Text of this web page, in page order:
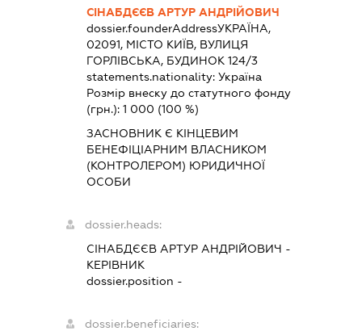
СІНАБДЄЄВ АРТУР АНДРІЙОВИЧ
dossier.founderAddressУКРАЇНА,
02091, МІСТО КИЇВ, ВУЛИЦЯ
ГОРЛІВСЬКА, БУДИНОК 124/3
statements.nationality: Україна
Розмір внеску до статутного фонду
(грн.): 1 000 (100 %)
ЗАСНОВНИК Є КІНЦЕВИМ
БЕНЕФІЦІАРНИМ ВЛАСНИКОМ
(КОНТРОЛЕРОМ) ЮРИДИЧНОЇ
ОСОБИ
dossier.heads:
СІНАБДЄЄВ АРТУР АНДРІЙОВИЧ -
КЕРІВНИК
dossier.position -
dossier.beneficiaries: